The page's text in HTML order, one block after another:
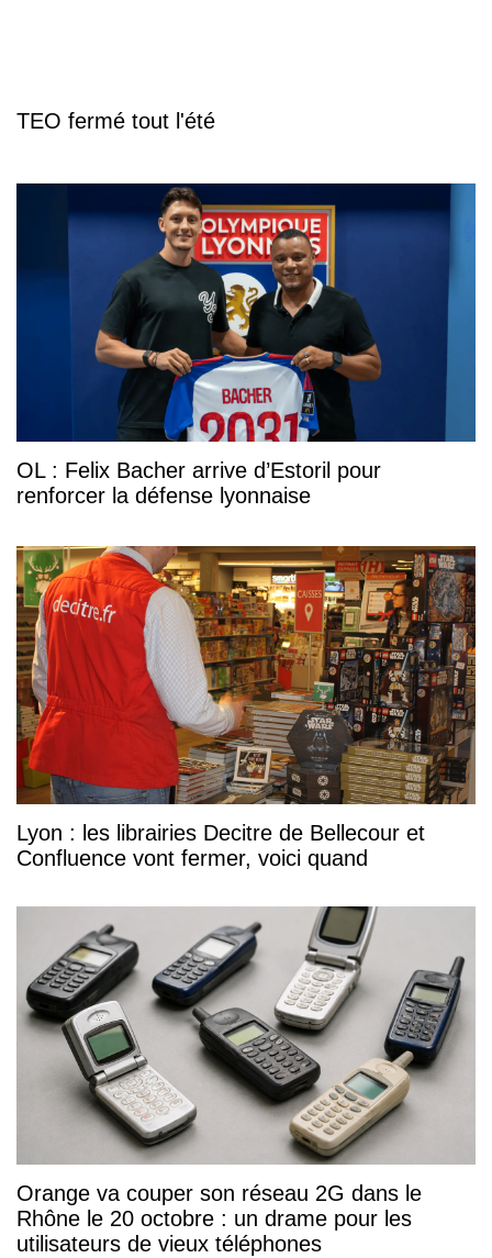
TEO fermé tout l'été
OL : Felix Bacher arrive d’Estoril pour
renforcer la défense lyonnaise
Lyon : les librairies Decitre de Bellecour et
Confluence vont fermer, voici quand
Orange va couper son réseau 2G dans le
Rhône le 20 octobre : un drame pour les
utilisateurs de vieux téléphones